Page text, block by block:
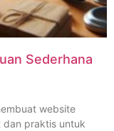
Sederhana
website
dan praktis untuk